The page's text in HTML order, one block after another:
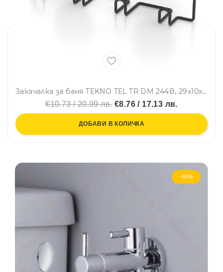
Закачалка за баня TEKNO TEL TR DM 244B, 29х10х5 см, 4 куки, Вакуум, Черен
€10.73 / 20.99 лв.€8.76 / 17.13 лв.
ДОБАВИ В КОЛИЧКА
-48%